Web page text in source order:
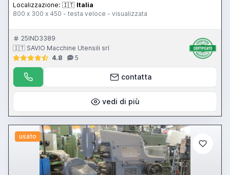
Localizzazione: 🇮🇹 Italia
800 x 300 x 450 - testa veloce - visualizzata
25IND3389
🇮🇹 SAVIO Macchine Utensili srl
4.8
5
contatta
vedi di più
usato